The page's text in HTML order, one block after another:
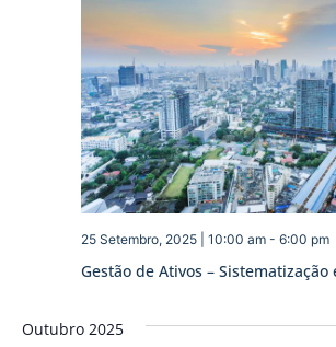
Gestão de Ativos –
25 Setembro, 2025 | 10:00 am- 6:00 pm
Outubro 2025